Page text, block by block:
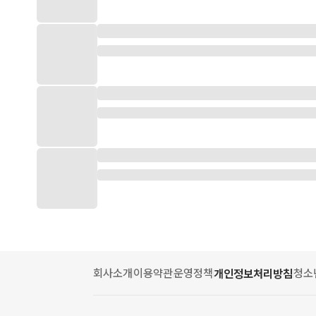
회사소개 이용약관운영정책개인정보처리방침청소